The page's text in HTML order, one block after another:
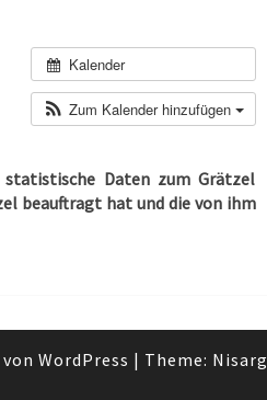
Kalender
Zum Kalender hinzufügen
Daten zum Grätzel
beauftragt hat und die von ihm
WordPress | Theme: Nisarg